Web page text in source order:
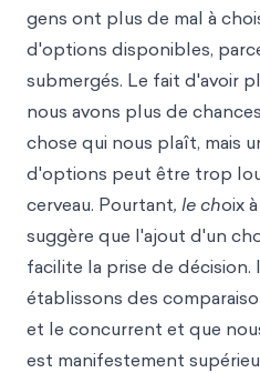
gens ont plus de mal à
d'options disponibles,
submergés. Le fait d'avoir
nous avons plus de
chose qui nous plaît, mais
d'options peut être trop
cerveau. Pourtant, le choix
suggère que l'ajout d'un
facilite la prise de décision.
établissons des
et le concurrent et que
est manifestement